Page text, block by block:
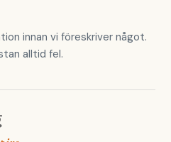
innan vi föreskriver något.
alltid fel.